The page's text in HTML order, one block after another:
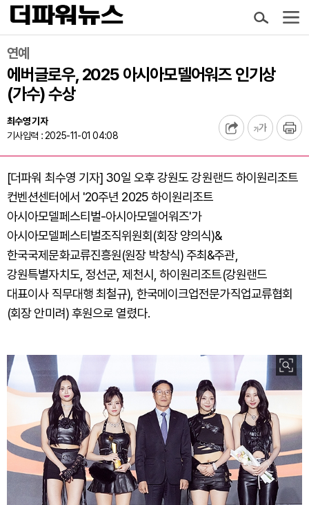
연예
에버글로우, 2025 아시아모델어워즈 인기상
(가수) 수상
최수영 기자
기사입력 : 2025-11-01 04:08
[더파워 최수영 기자] 30일 오후 강원도 강원랜드 하이원리조트
컨벤션센터에서 '20주년 2025 하이원리조트
아시아모델페스티벌-아시아모델어워즈'가
아시아모델페스티벌조직위원회(회장 양의식)&
한국국제문화교류진흥원(원장 박창식) 주최&주관,
강원특별자치도, 정선군, 제천시, 하이원리조트(강원랜드
대표이사 직무대행 최철규), 한국메이크업전문가직업교류협회
(회장 안미려) 후원으로 열렸다.